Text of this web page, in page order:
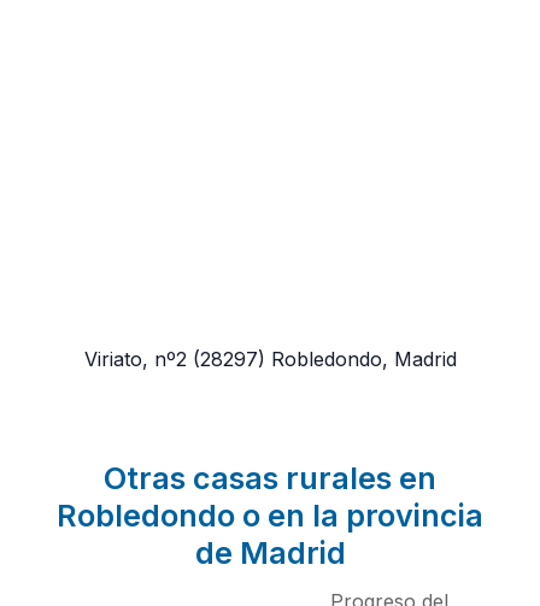
Viriato, nº2 (28297) Robledondo, Madrid
Otras casas rurales en
Robledondo o en la provincia
de Madrid